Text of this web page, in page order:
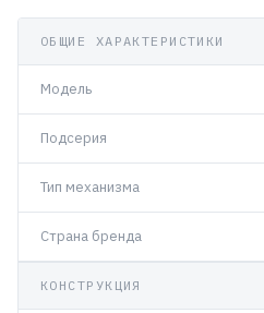
ОБЩИЕ ХАРАКТЕРИСТИКИ
Модель
Подсерия
Тип механизма
Страна бренда
КОНСТРУКЦИЯ